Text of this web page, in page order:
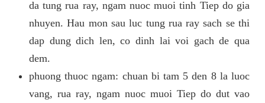
da tung rua ray, ngam nuoc muoi tinh Tiep do gia
nhuyen. Hau mon sau luc tung rua ray sach se thi
dap dung dich len, co dinh lai voi gach de qua
dem.
phuong thuoc ngam: chuan bi tam 5 den 8 la luoc
vang, rua ray, ngam nuoc muoi Tiep do dut vao